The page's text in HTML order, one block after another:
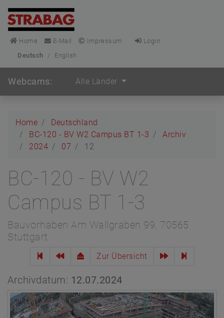
Home E-Mail Impressum
Login
Deutsch
/ English
Webcams: Alle Länder
Home
Deutschland
BC-120 - BV W2 Campus BT 1-3
Archiv
2024
07 12
BC-120 - BV W2
Campus BT 1-3
Bauvorhaben Am Wallgraben 99, 70565
Stuttgart
Zur Übersicht
Archivdatum: 12.07.2024